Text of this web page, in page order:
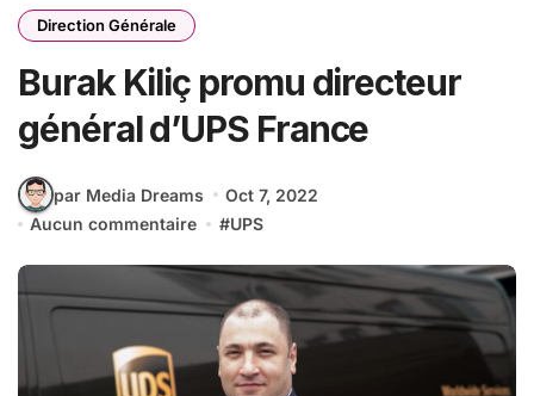
Direction Générale
Burak Kiliç promu directeur
général d’UPS France
par Media Dreams
Oct 7, 2022
Aucun commentaire
#UPS